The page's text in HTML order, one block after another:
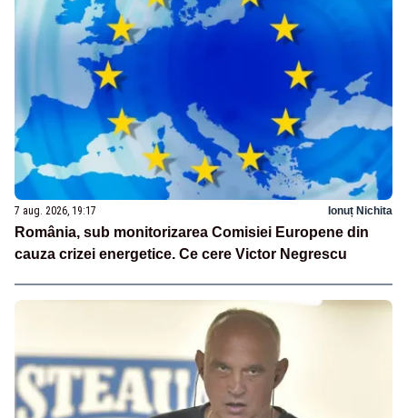
7 aug. 2026, 19:17 Ionuț Nichita
România, sub monitorizarea Comisiei Europene din
cauza crizei energetice. Ce cere Victor Negrescu